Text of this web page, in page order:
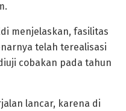
menjelaskan, fasilitas
telah terealisasi
cobakan pada tahun
lancar, karena di